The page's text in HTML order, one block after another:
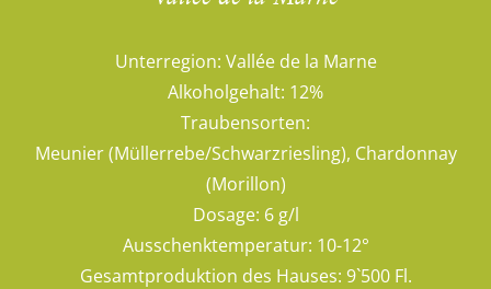
Unterregion: Vallée de la Marne
Alkoholgehalt: 12%
Traubensorten:
Meunier (Müllerrebe/Schwarzriesling), Chardonnay
(Morillon)
Dosage: 6 g/l
Ausschenktemperatur: 10-12°
Gesamtproduktion des Hauses: 9`500 Fl.